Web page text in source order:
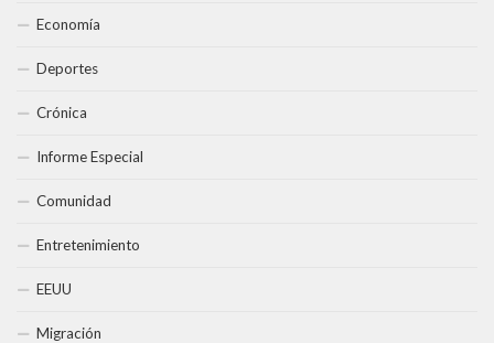
Economía
Deportes
Crónica
Informe Especial
Comunidad
Entretenimiento
EEUU
Migración